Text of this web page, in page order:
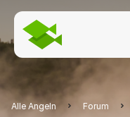
Alle Angeln Forum